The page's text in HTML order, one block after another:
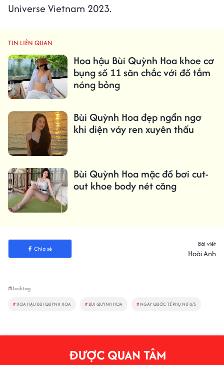
Universe Vietnam 2023.
TIN LIÊN QUAN
Hoa hậu Bùi Quỳnh Hoa khoe cơ
bụng số 11 săn chắc với đồ tắm
nóng bỏng
Bùi Quỳnh Hoa đẹp ngẩn ngơ
khi diện váy ren xuyên thấu
Bùi Quỳnh Hoa mặc đồ bơi cut-
out khoe body nét căng
Chia sẻ
Bài viết
Hoài Anh
#Hashtag
# HOA HẬU BÙI QUỲNH HOA # BÙI QUỲNH HOA # NGÀY QUỐC TẾ PHỤ NỮ 8/3
ĐƯỢC QUAN TÂM